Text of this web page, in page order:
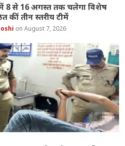
8 से 16 अगस्त तक चलेगा विशेष
कीं तीन स्तरीय टीमें
August 7, 2026